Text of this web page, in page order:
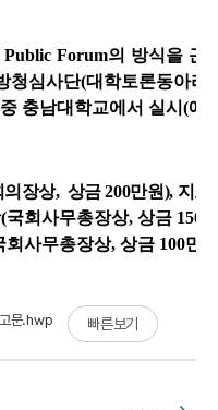
문.hwp 빠른보기